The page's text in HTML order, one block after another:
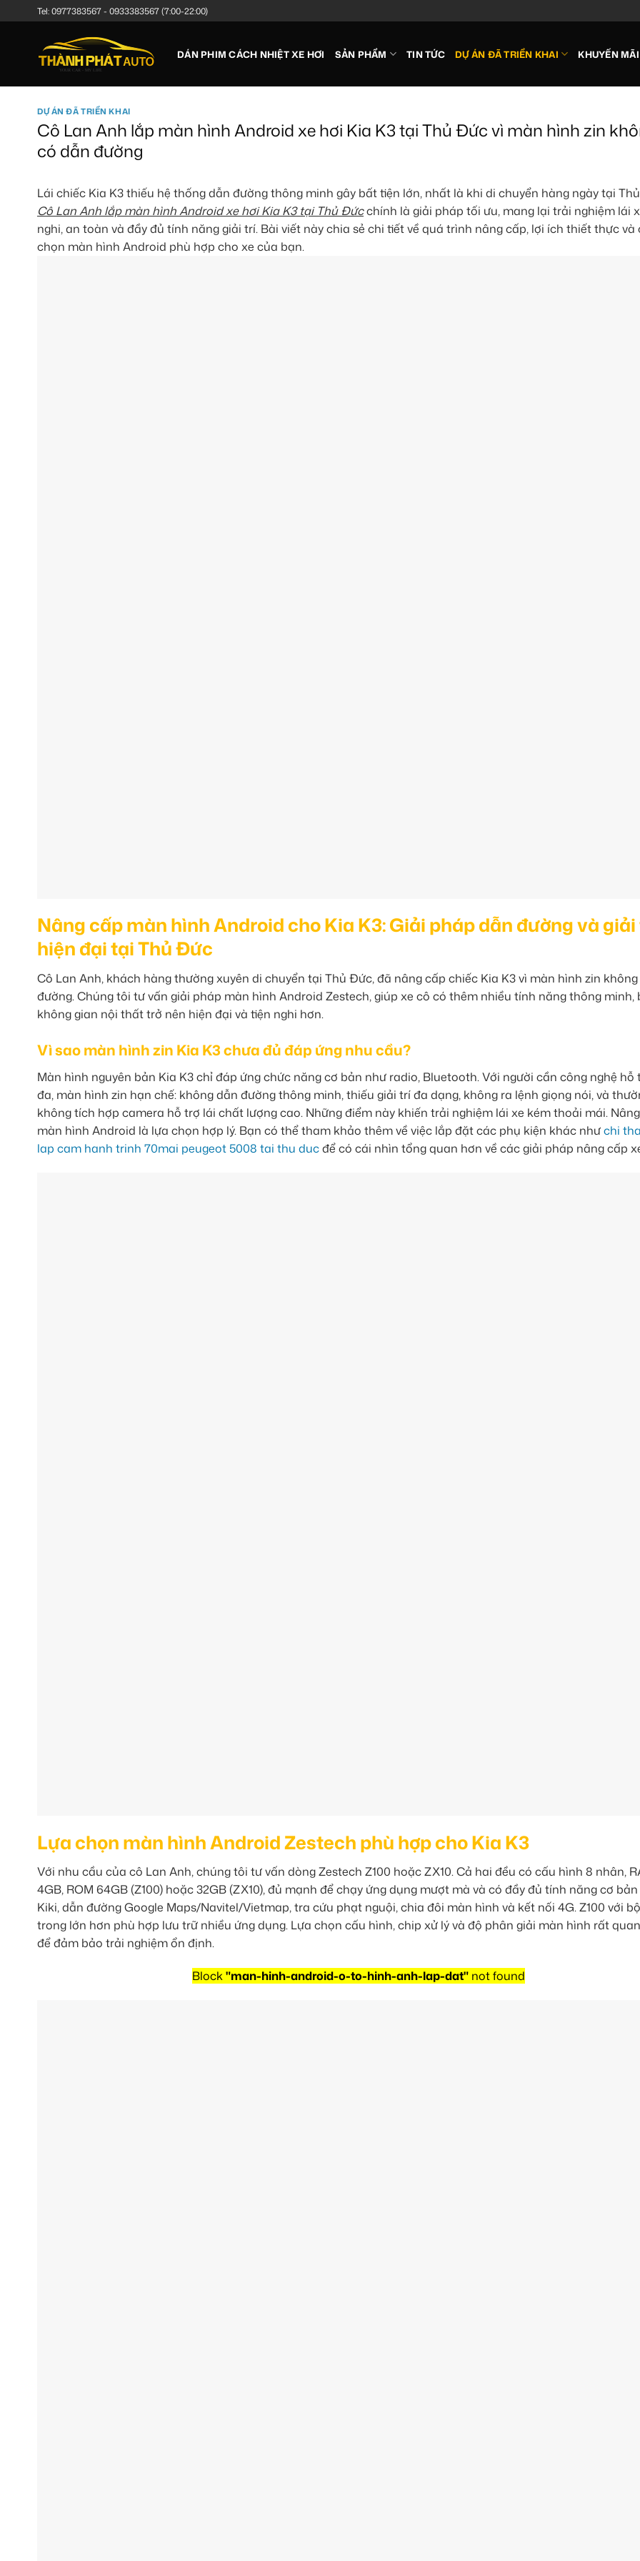
qua
Tel:0977383567- 0933383567(7:00-22:00)
DÁN PHIM CÁCH NHIỆT XE HƠI SẢN PHẨM TIN TỨC DỰ ÁN ĐÃ TRIỂN KHAI KHUYẾN MÃI
DỰ ÁN ĐÃ TRIỂN KHAI
Cô Lan Anh lắp màn hình Android xe hơi Kia K3 tại Thủ Đức vì màn hình zin
có dẫn đường
Lái chiếc Kia K3 thiếu hệ thống dẫn đường thông minh gây bất tiện lớn, nhất là khi di chuyển hàng ngày tại
Cô Lan Anh lắp màn hình Android xe hơi Kia K3 tại Thủ Đứcchính là giải pháp tối ưu, mang lại trải nghiệm lái
nghi, an toàn và đầy đủ tính năng giải trí. Bài viết này chia sẻ chi tiết về quá trình nâng cấp, lợi ích thiết thực và
chọn màn hình Android phù hợp cho xe của bạn.
Nâng cấp màn hình Android cho Kia K3: Giải pháp dẫn đường và
hiện đại tại Thủ Đức
Cô Lan Anh, khách hàng thường xuyên di chuyển tại Thủ Đức, đã nâng cấp chiếc Kia K3 vì màn hình zin
đường. Chúng tôi tư vấn giải pháp màn hình Android Zestech, giúp xe cô có thêm nhiều tính năng thông minh,
không gian nội thất trở nên hiện đại và tiện nghi hơn.
Vì sao màn hình zin Kia K3 chưa đủ đáp ứng nhu cầu?
Màn hình nguyên bản Kia K3 chỉ đáp ứng chức năng cơ bản như radio, Bluetooth. Với người cần công nghệ hỗ
đa, màn hình zin hạn chế: không dẫn đường thông minh, thiếu giải trí đa dạng, không ra lệnh giọng nói, và
không tích hợp camera hỗ trợ lái chất lượng cao. Những điểm này khiến trải nghiệm lái xe kém thoải mái.
màn hình Android là lựa chọn hợp lý. Bạn có thể tham khảo thêm về việc lắp đặt các phụ kiện khác nhưchi
lap cam hanh trinh 70mai peugeot 5008 tai thu ducđể có cái nhìn tổng quan hơn về các giải pháp nâng cấp
Lựa chọn màn hình Android Zestech phù hợp cho Kia K3
Với nhu cầu của cô Lan Anh, chúng tôi tư vấn dòng Zestech Z100 hoặc ZX10. Cả hai đều có cấu hình 8 nhân,
4GB, ROM 64GB (Z100) hoặc 32GB (ZX10), đủ mạnh để chạy ứng dụng mượt mà và có đầy đủ tính năng cơ
Kiki, dẫn đường Google Maps/Navitel/Vietmap, tra cứu phạt nguội, chia đôi màn hình và kết nối 4G. Z100 với
trong lớn hơn phù hợp lưu trữ nhiều ứng dụng. Lựa chọn cấu hình, chip xử lý và độ phân giải màn hình rất
để đảm bảo trải nghiệm ổn định.
Block"man-hinh-android-o-to-hinh-anh-lap-dat" not found